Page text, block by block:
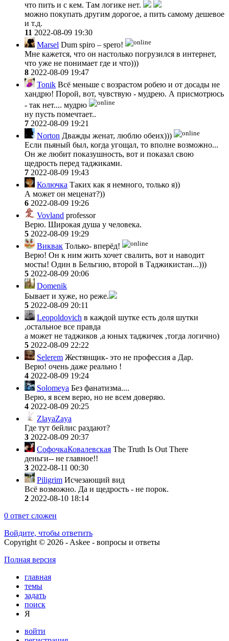
что пить и с кем. Там логике нет.
можно покупать другим дорогое, а пить самому дешевое
и т.д.
11 2022-08-09 19:30
Marsel Dum spiro – spero!
Мне кажется, что он настолько погрузился в интернет,
что уже не понимает где и что)))
8 2022-08-09 19:47
Tonik Всё меньше с возрастом робею и от досады не
хандрю! Порой, вот, чувствую - мудрею. А присмотрюсь
- так нет.... мудрю
ну пусть помечтает..
7 2022-08-09 19:21
Norton Дважды женат, люблю обеих)))
Если пьяный был, когда угощал, то вполне возможно...
Он же любит показушность, вот и показал свою
щедрость перед таджиками.
7 2022-08-09 19:43
Колючка Таких как я немного, только я))
А может он меценат?))
6 2022-08-09 19:26
Vovland professor
Верю. Широкая душа у человека.
5 2022-08-09 19:29
Виквак Только- вперёд!
Верю! Он к ним жить хочет свалить, вот и наводит
мосты! Один в Бельгию, второй в Таджикистан...)))
5 2022-08-09 20:06
Domenik
Бывает и хуже, но реже.
5 2022-08-09 20:11
Leopoldovich в каждой шутке есть доля шутки
,остальное все правда
а может не таджиков ,а юных таджичек ,тогда логично)
5 2022-08-09 22:22
Selerem Жестянщик- это не профессия а Дар.
Верю! очень даже реально !
4 2022-08-09 19:24
Solomeya Без фанатизма....
Верю, я всем верю, но не всем доверяю.
4 2022-08-09 20:25
ZlayaZaya
Где тут бейлис раздают?
3 2022-08-09 20:37
СофочкаКовалевская The Truth Is Out There
деньги-- не главное!!
3 2022-08-11 00:30
Piligrim Исчезающий вид
Всё возможно. Да и щедрость - не порок.
2 2022-08-10 18:14
0 ответ сложен
Войдите, чтобы ответить
Copyright © 2026 - Askee - вопросы и ответы
Полная версия
главная
темы
задать
поиск
Я
войти